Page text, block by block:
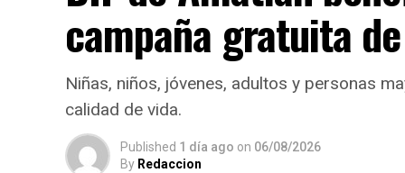
Si bien especialistas y organizaciones
propietarios tienen la obligación de
vía pública, también advierten que ello
amarradas.
La Ley de Protección a los Animales para
garantizar el bienestar, el trato digno y
campaña gratuita
Niñas, niños, jóvenes, adultos y personas
calidad de vida.
Published 1 día ago on 06/08/2026
By Redaccion